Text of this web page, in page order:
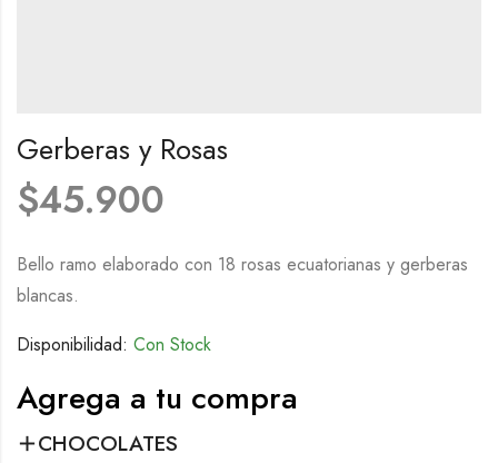
Gerberas y Rosas
$45.900
Bello ramo elaborado con 18 rosas ecuatorianas y gerberas
blancas.
Disponibilidad: Con Stock
Agrega a tu compra
CHOCOLATES